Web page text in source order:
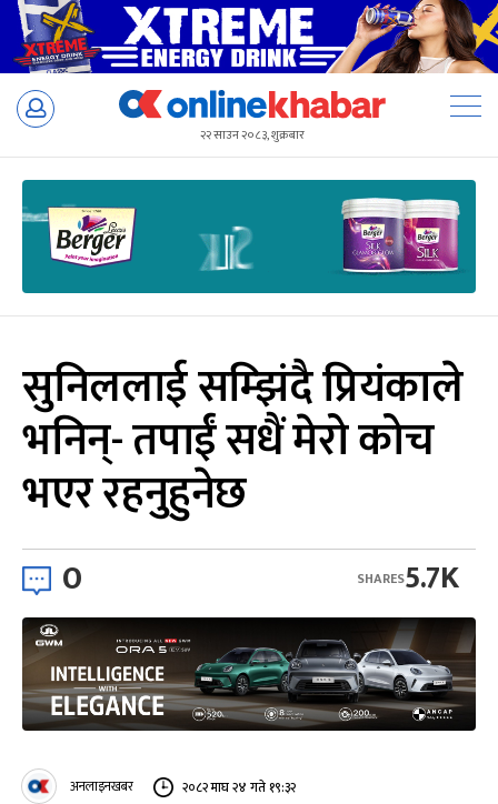
Skip
२२ साउन २०८३, शुक्रबार
सुनिललाई सम्झिंदै प्रियंकाले
भनिन्- तपाईं सधैं मेरो कोच
भएर रहनुहुनेछ
0 5.7K
SHARES
अनलाइनखबर २०८२ माघ २४ गते १९:३२